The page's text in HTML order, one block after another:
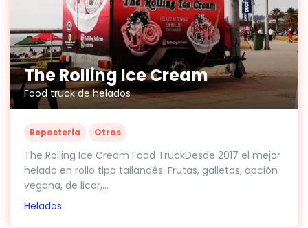
The Rolling Ice Cream
Food truck de helados
Repostería Otras
The Rolling Ice Cream Food TruckDesde 2017 el mejor
helado en rollo tipo tailandés. Frutas, galletas, opción
vegana, de licor,...
Helados